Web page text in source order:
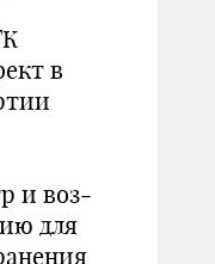
в
и воз­
для